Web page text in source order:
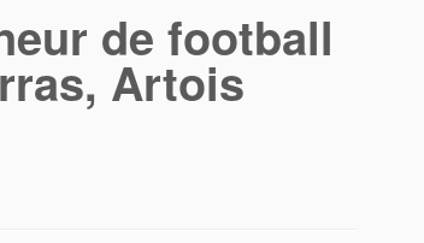
de football
Artois